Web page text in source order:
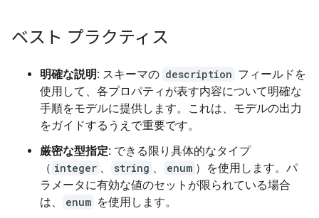
ベスト プラクティス
明確な説明: スキーマの description フィールドを
使用して、各プロパティが表す内容について明確な
手順をモデルに提供します。これは、モデルの出力
をガイドするうえで重要です。
厳密な型指定: できる限り具体的なタイプ
（ integer 、 string 、 enum ）を使用します。パ
ラメータに有効な値のセットが限られている場合
は、
enum を使用します。